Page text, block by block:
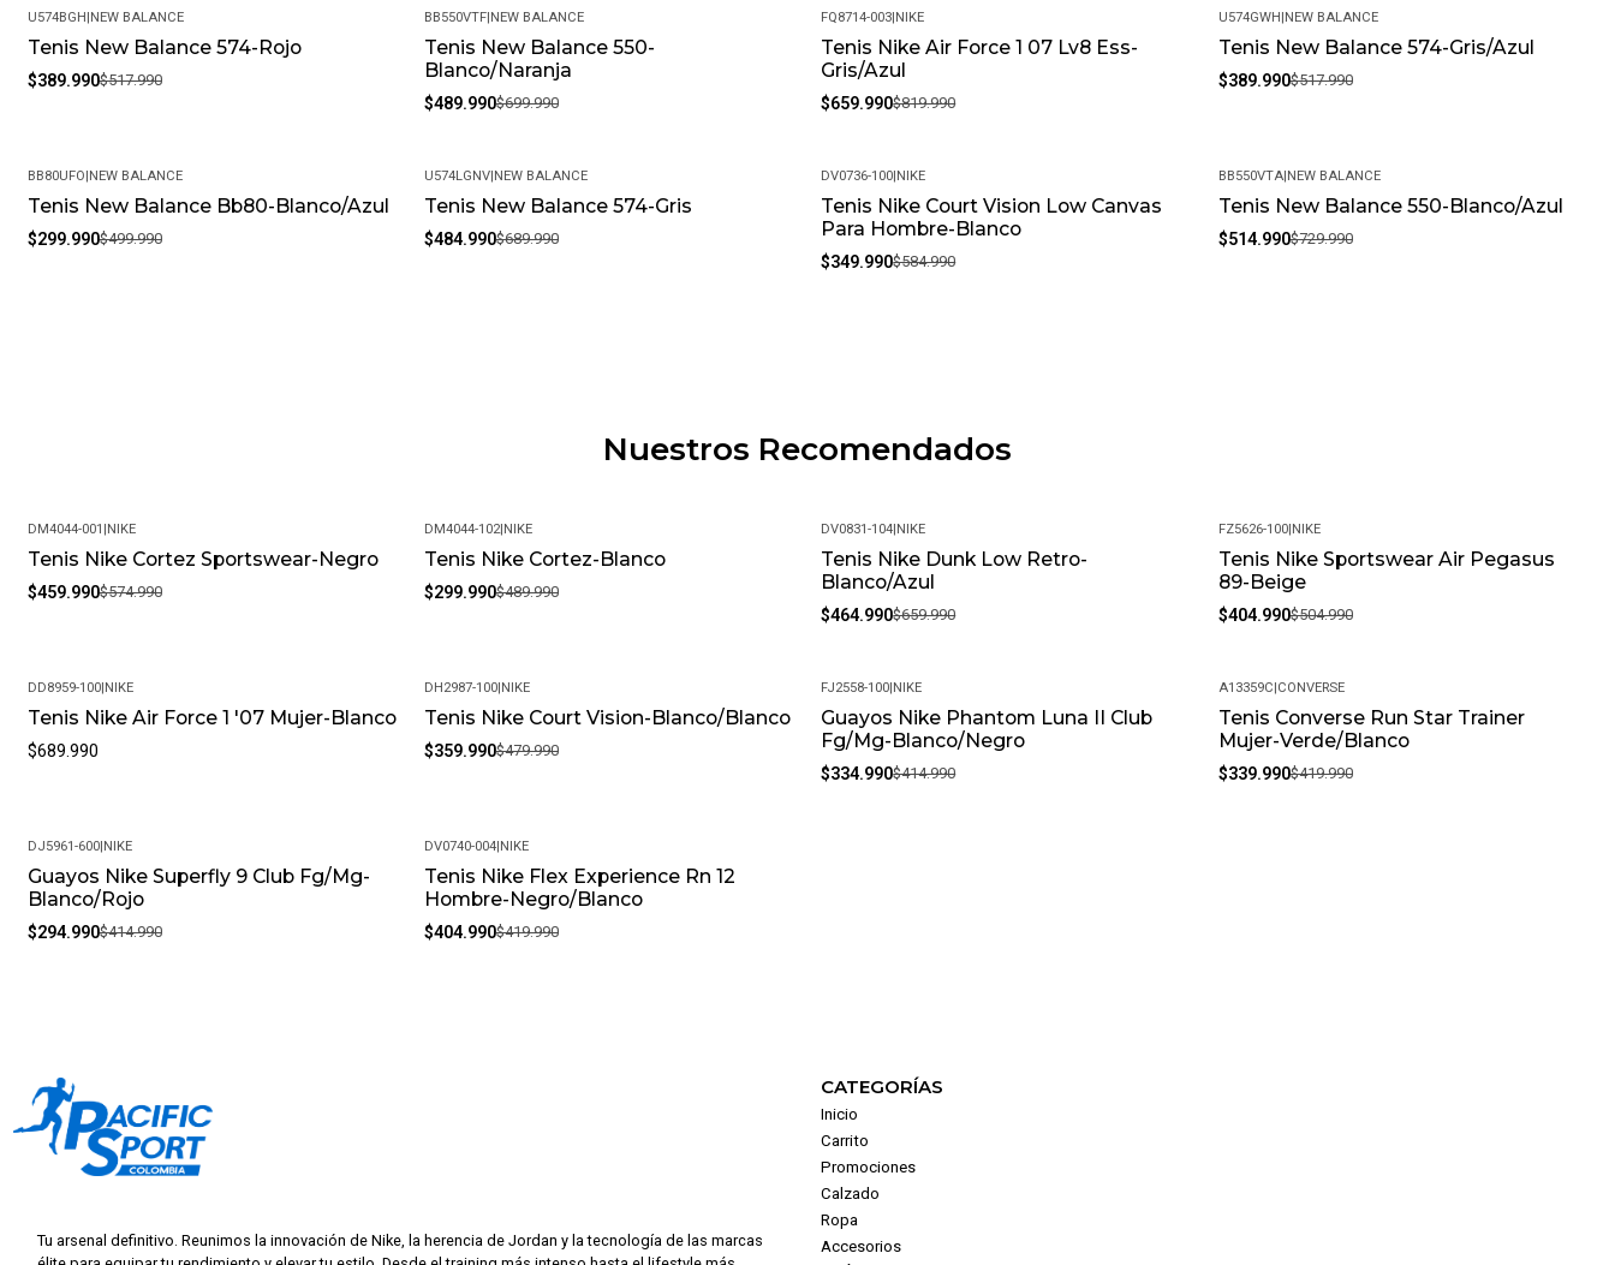
-25%
U574BGH|NEW BALANCE
Tenis New Balance 574-Rojo
$389.990$517.990
-30%
BB550VTF|NEW BALANCE
Tenis New Balance 550-
Blanco/Naranja
$489.990$699.990
-20%
FQ8714-003|NIKE
Tenis Nike Air Force 1 07 Lv8 Ess-
Gris/Azul
$659.990$819.990
-25%
U574GWH|NEW BALANCE
Tenis New Balance 574-Gris/Azul
$389.990$517.990
-40%
BB80UFO|NEW BALANCE
Tenis New Balance Bb80-Blanco/Azul
$299.990$499.990
-30%
U574LGNV|NEW BALANCE
Tenis New Balance 574-Gris
$484.990$689.990
-40%
DV0736-100|NIKE
Tenis Nike Court Vision Low Canvas
Para Hombre-Blanco
$349.990$584.990
-29%
BB550VTA|NEW BALANCE
Tenis New Balance 550-Blanco/Azul
$514.990$729.990
Nuestros Recomendados
-20%
DM4044-001 |NIKE
Tenis Nike Cortez Sportswear-Negro
$459.990$574.990
-39%
DM4044-102|NIKE
Tenis Nike Cortez-Blanco
$299.990$489.990
-30%
DV0831-104|NIKE
Tenis Nike Dunk Low Retro-
Blanco/Azul
$464.990$659.990
-20%
FZ5626-100|NIKE
Tenis Nike Sportswear Air Pegasus
89-Beige
$404.990$504.990
DD8959-100|NIKE
Tenis Nike Air Force 1 '07 Mujer-Blanco
$689.990
-25%
DH2987-100|NIKE
Tenis Nike Court Vision-Blanco/Blanco
$359.990$479.990
-19%
FJ2558-100|NIKE
Guayos Nike Phantom Luna II Club
Fg/Mg-Blanco/Negro
$334.990$414.990
-19%
A13359C|CONVERSE
Tenis Converse Run Star Trainer
Mujer-Verde/Blanco
$339.990$419.990
-29%
DJ5961-600|NIKE
Guayos Nike Superfly 9 Club Fg/Mg-
Blanco/Rojo
$294.990$414.990
-4%
DV0740-004|NIKE
Tenis Nike Flex Experience Rn 12
Hombre-Negro/Blanco
$404.990$419.990
Tu arsenal definitivo. Reunimos la innovación de Nike, la herencia de Jordan y la tecnología de las marcas
CATEGORÍAS
Inicio
Carrito
Promociones
Calzado
Ropa
Accesorios